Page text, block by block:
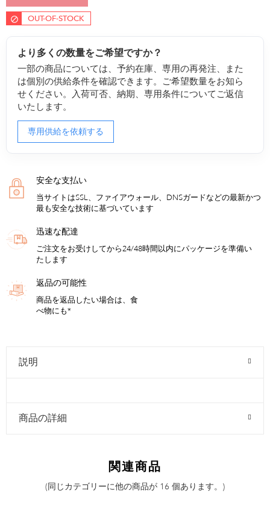
OUT-OF-STOCK
より多くの数量をご希望ですか？
一部の商品については、予約在庫、専用の再発注、また
は個別の供給条件を確認できます。ご希望数量をお知ら
せください。入荷可否、納期、専用条件についてご返信
いたします。
専用供給を依頼する
安全な支払い
当サイトはSSL、ファイアウォール、DNSガードなどの最新かつ
最も安全な技術に基づいています
迅速な配達
ご注文をお受けしてから24/48時間以内にパッケージを準備い
たします
返品の可能性
商品を返品したい場合は、食
べ物にも*
説明
商品の詳細
関連商品
(同じカテゴリーに他の商品が 16 個あります。)